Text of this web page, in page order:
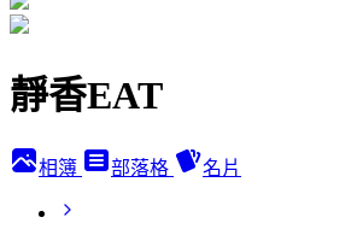
靜香EAT
相簿 部落格 名片